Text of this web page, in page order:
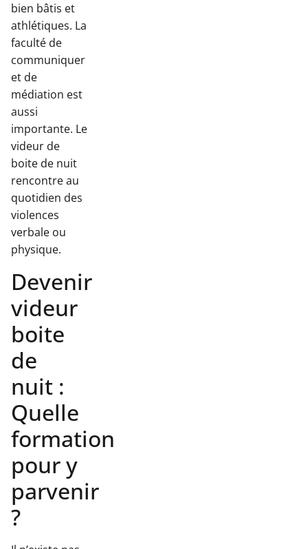
bien bâtis et
athlétiques. La
faculté de
communiquer
et de
médiation est
aussi
importante. Le
videur de
boite de nuit
rencontre au
quotidien des
violences
verbale ou
physique.
Devenir
videur
boite
de
nuit :
Quelle
formation
pour y
parvenir
?